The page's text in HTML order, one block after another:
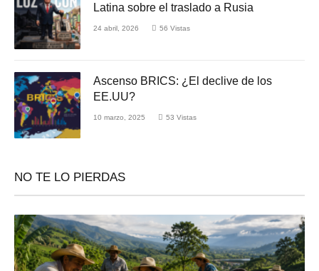
Latina sobre el traslado a Rusia
24 abril, 2026 56 Vistas
Ascenso BRICS: ¿El declive de los
EE.UU?
10 marzo, 2025 53 Vistas
NO TE LO PIERDAS